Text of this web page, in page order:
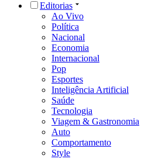
Editorias
Ao Vivo
Política
Nacional
Economia
Internacional
Pop
Esportes
Inteligência Artificial
Saúde
Tecnologia
Viagem & Gastronomia
Auto
Comportamento
Style